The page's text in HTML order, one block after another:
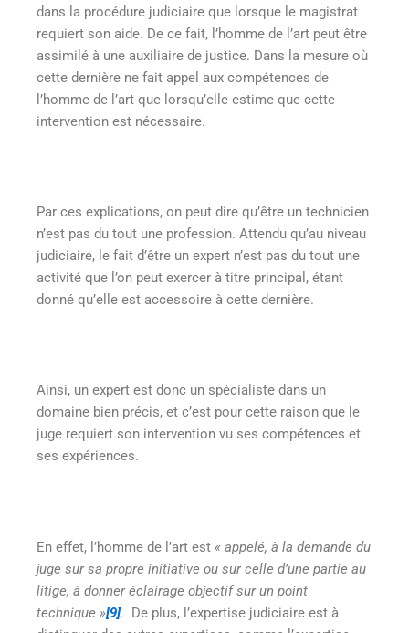
dans la procédure judiciaire que lorsque le magistrat
requiert son aide. De ce fait, l’homme de l’art peut être
assimilé à une auxiliaire de justice. Dans la mesure où
cette dernière ne fait appel aux compétences de
l’homme de l’art que lorsqu’elle estime que cette
intervention est nécessaire.
Par ces explications, on peut dire qu’être un technicien
n’est pas du tout une profession. Attendu qu’au niveau
judiciaire, le fait d’être un expert n’est pas du tout une
activité que l’on peut exercer à titre principal, étant
donné qu’elle est accessoire à cette dernière.
Ainsi, un expert est donc un spécialiste dans un
domaine bien précis, et c’est pour cette raison que le
juge requiert son intervention vu ses compétences et
ses expériences.
En effet, l’homme de l’art est « appelé, à la demande du
juge sur sa propre initiative ou sur celle d’une partie au
litige, à donner éclairage objectif sur un point
technique »[9].
De plus, l’expertise judiciaire est à